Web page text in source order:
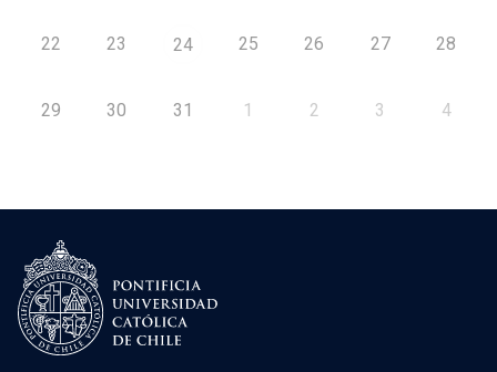
22 23 24 25 26 27 28
29 30 31 1 2 3 4